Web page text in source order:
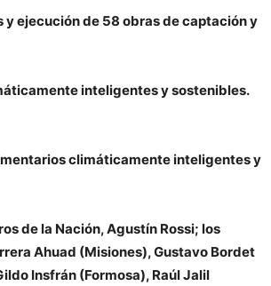
ejecución de 58 obras de captación y
inteligentes y sostenibles.
climáticamente inteligentes y
de la Nación,Agustín Rossi; los
Ahuad (Misiones),Gustavo Bordet
Insfrán (Formosa), Raúl Jalil